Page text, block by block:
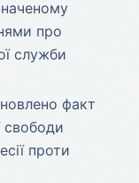
про
служби
факт
свободи
проти